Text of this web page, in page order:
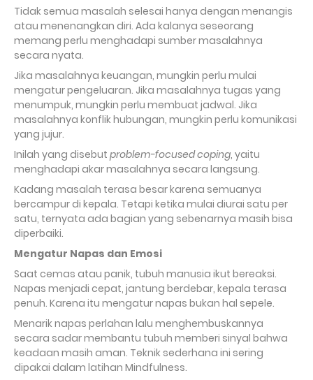
Tidak semua masalah selesai hanya dengan menangis
atau menenangkan diri. Ada kalanya seseorang
memang perlu menghadapi sumber masalahnya
secara nyata.
Jika masalahnya keuangan, mungkin perlu mulai
mengatur pengeluaran. Jika masalahnya tugas yang
menumpuk, mungkin perlu membuat jadwal. Jika
masalahnya konflik hubungan, mungkin perlu komunikasi
yang jujur.
Inilah yang disebut problem-focused coping, yaitu
menghadapi akar masalahnya secara langsung.
Kadang masalah terasa besar karena semuanya
bercampur di kepala. Tetapi ketika mulai diurai satu per
satu, ternyata ada bagian yang sebenarnya masih bisa
diperbaiki.
Mengatur Napas dan Emosi
Saat cemas atau panik, tubuh manusia ikut bereaksi.
Napas menjadi cepat, jantung berdebar, kepala terasa
penuh. Karena itu mengatur napas bukan hal sepele.
Menarik napas perlahan lalu menghembuskannya
secara sadar membantu tubuh memberi sinyal bahwa
keadaan masih aman. Teknik sederhana ini sering
dipakai dalam latihan Mindfulness.